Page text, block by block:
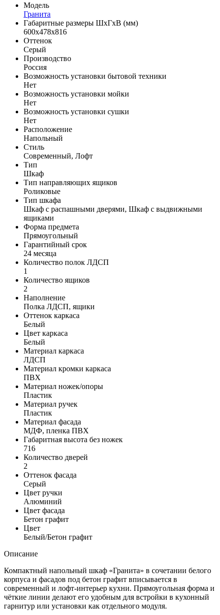
Модель
Гранита
Габаритные размеры ШхГхВ (мм)
600х478х816
Оттенок
Серый
Производство
Россия
Возможность установки бытовой техники
Нет
Возможность установки мойки
Нет
Возможность установки сушки
Нет
Расположение
Напольный
Стиль
Современный, Лофт
Тип
Шкаф
Тип направляющих ящиков
Роликовые
Тип шкафа
Шкаф с распашными дверями, Шкаф с выдвижными
ящиками
Форма предмета
Прямоугольный
Гарантийный срок
24 месяца
Количество полок ЛДСП
1
Количество ящиков
2
Наполнение
Полка ЛДСП, ящики
Оттенок каркаса
Белый
Цвет каркаса
Белый
Материал каркаса
ЛДСП
Материал кромки каркаса
ПВХ
Материал ножек/опоры
Пластик
Материал ручек
Пластик
Материал фасада
МДФ, пленка ПВХ
Габаритная высота без ножек
716
Количество дверей
2
Оттенок фасада
Серый
Цвет ручки
Алюминий
Цвет фасада
Бетон графит
Цвет
Белый/Бетон графит
Описание
Компактный напольный шкаф «Гранита» в сочетании белого
корпуса и фасадов под бетон графит вписывается в
современный и лофт-интерьер кухни. Прямоугольная форма и
чёткие линии делают его удобным для встройки в кухонный
гарнитур или установки как отдельного модуля.